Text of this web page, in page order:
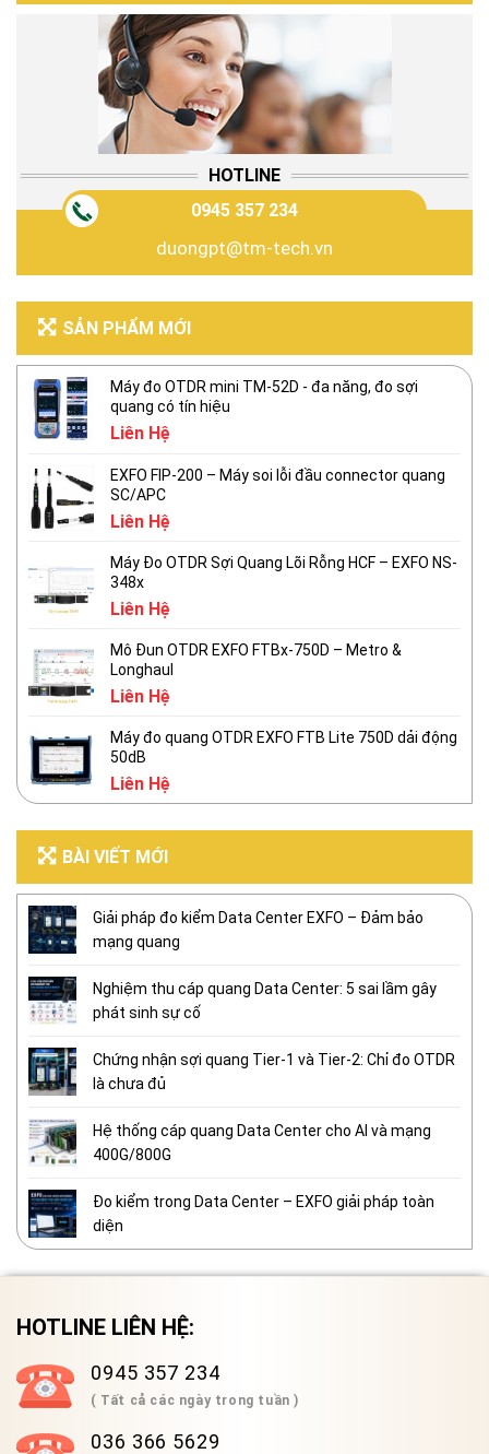
HOTLINE
0945 357 234
duongpt@tm-tech.vn
SẢN PHẨM MỚI
Máy đo OTDR mini TM-52D - đa năng, đo sợi
quang có tín hiệu
Liên Hệ
EXFO FIP-200 – Máy soi lỗi đầu connector quang
SC/APC
Liên Hệ
Máy Đo OTDR Sợi Quang Lõi Rỗng HCF – EXFO NS-
348x
Liên Hệ
Mô Đun OTDR EXFO FTBx-750D – Metro &
Longhaul
Liên Hệ
Máy đo quang OTDR EXFO FTB Lite 750D dải động
50dB
Liên Hệ
BÀI VIẾT MỚI
Giải pháp đo kiểm Data Center EXFO – Đảm bảo
mạng quang
Nghiệm thu cáp quang Data Center: 5 sai lầm gây
phát sinh sự cố
Chứng nhận sợi quang Tier-1 và Tier-2: Chỉ đo OTDR
là chưa đủ
Hệ thống cáp quang Data Center cho AI và mạng
400G/800G
Đo kiểm trong Data Center – EXFO giải pháp toàn
diện
HOTLINE LIÊN HỆ:
0945 357 234
( Tất cả các ngày trong tuần )
036 366 5629